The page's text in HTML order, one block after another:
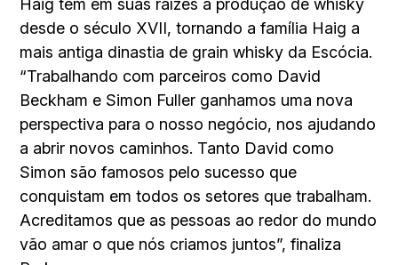
Haig tem em suas raízes a produção de whisky
desde o século XVII, tornando a família Haig a
mais antiga dinastia de grain whisky da Escócia.
“Trabalhando com parceiros como David
Beckham e Simon Fuller ganhamos uma nova
perspectiva para o nosso negócio, nos ajudando
a abrir novos caminhos. Tanto David como
Simon são famosos pelo sucesso que
conquistam em todos os setores que trabalham.
Acreditamos que as pessoas ao redor do mundo
vão amar o que nós criamos juntos”, finaliza